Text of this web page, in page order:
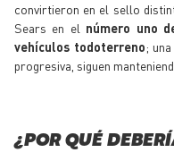
convirtieron en el sello
Sears en el número uno
vehículos todoterreno;
progresiva, siguen
¿POR QUÉ